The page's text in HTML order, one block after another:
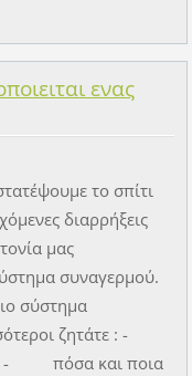
ενας
το σπίτι
διαρρήξεις
μας
συναγερμού.
σύστημα
ζητάτε : -
- πόσα και ποια